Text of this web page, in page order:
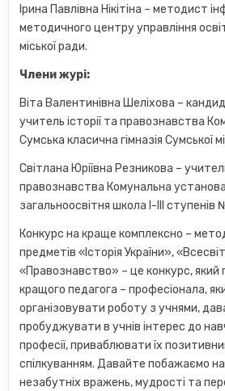
Ірина Павлівна Нікітіна – методист
методичного центру управління
міської ради.
Члени журі:
Віта Валентинівна Шеліхова –
учитель історії та правознавства
Сумська класична гімназія Сумської
Світлана Юріївна Резникова –
правознавства Комунальна
загальноосвітня школа I-III ступенів
Конкурс на краще комплексно –
предметів «Історія України»,
«Правознавство» – це конкурс, який
кращого педагога – професіонала,
організовувати роботу з учнями,
пробуджувати в учнів інтерес до
професії, приваблювати їх
спілкуванням. Давайте побажаємо
незабутніх вражень, мудрості та